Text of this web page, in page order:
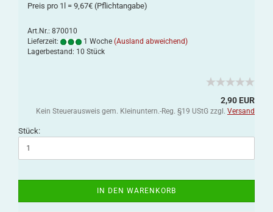
Preis pro 1l = 9,67€ (Pflichtangabe)
Art.Nr.: 870010
Lieferzeit:
1 Woche (Ausland abweichend)
Lagerbestand: 10 Stück
2,90 EUR
Kein Steuerausweis gem. Kleinuntern.-Reg. §19 UStG zzgl. Versand
Stück:
IN DEN WARENKORB